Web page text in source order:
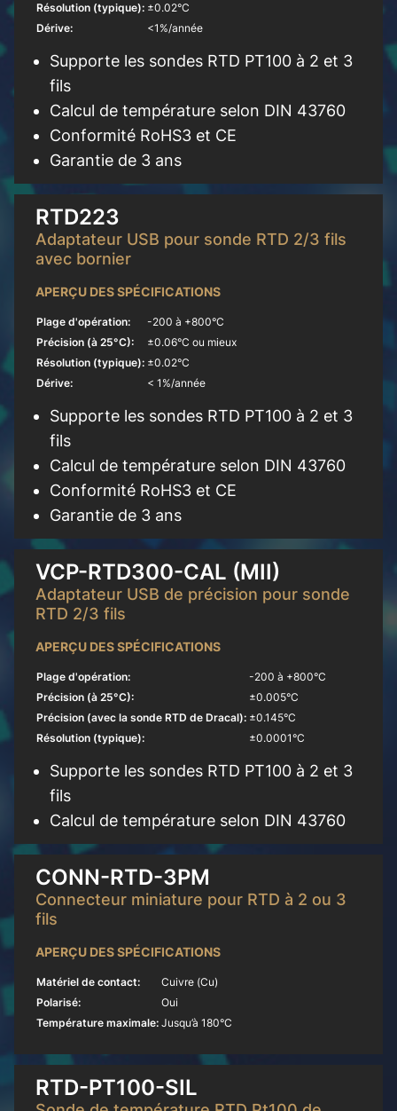
Résolution (typique): ±0.02°C
Dérive:
<1%/année
Supporte les sondes RTD PT100 à 2 et 3
fils
Calcul de température selon DIN 43760
Conformité RoHS3 et CE
Garantie de 3 ans
En savoir plus
RTD223
Adaptateur USB pour sonde RTD 2/3 fils
avec bornier
APERÇU DES SPÉCIFICATIONS
Plage d'opération:
-200 à +800°C
Précision (à 25°C):
±0.06°C ou mieux
Résolution (typique): ±0.02°C
Dérive:
< 1%/année
Supporte les sondes RTD PT100 à 2 et 3
fils
Calcul de température selon DIN 43760
Conformité RoHS3 et CE
Garantie de 3 ans
En savoir plus
VCP-RTD300-CAL (MII)
Adaptateur USB de précision pour sonde
RTD 2/3 fils
APERÇU DES SPÉCIFICATIONS
Plage d'opération:
-200 à +800°C
Précision (à 25°C):
±0.005°C
Précision (avec la sonde RTD de Dracal): ±0.145°C
Résolution (typique):
±0.0001°C
Supporte les sondes RTD PT100 à 2 et 3
fils
Calcul de température selon DIN 43760
En savoir plus
CONN-RTD-3PM
Connecteur miniature pour RTD à 2 ou 3
fils
APERÇU DES SPÉCIFICATIONS
Matériel de contact:
Cuivre (Cu)
Polarisé:
Oui
Température maximale: Jusqu’à 180°C
RTD-PT100-SIL